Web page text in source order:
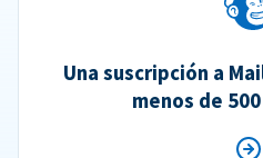
Una suscripción a
menos de